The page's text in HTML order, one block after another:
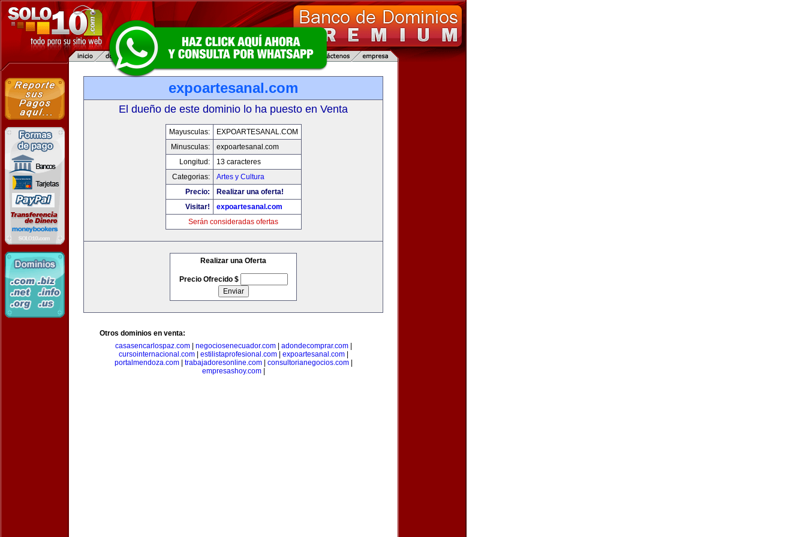
expoartesanal.com
El dueño de este dominio lo ha puesto en Venta
Mayusculas:
EXPOARTESANAL.COM
Minusculas:
expoartesanal.com
Longitud:
13 caracteres
Categorias:
Artes y Cultura
Precio:
Realizar una oferta!
Visitar!
expoartesanal.com
Serán consideradas ofertas
Realizar una Oferta
Precio Ofrecido $
Otros dominios en venta:
casasencarlospaz.com| negociosenecuador.com| adondecomprar.com|
cursointernacional.com| estilistaprofesional.com| expoartesanal.com|
portalmendoza.com| trabajadoresonline.com| consultorianegocios.com|
empresashoy.com|